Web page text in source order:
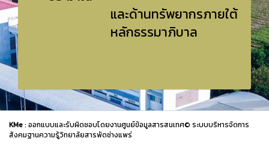
และด้านทรัพยากรภายใต้
หลักธรรมาภิบาล
KMe: ออกแบบและรับผิดชอบโดยงานศูนย์ข้อมูลสารสนเทศ© ระบบบริหารจัดการ
สังคมฐานความรู้วิทยาลัยสารพัดช่างแพร่